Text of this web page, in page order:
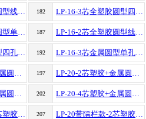
LP-16-4芯全塑胶圆型线对线防水航空插头连接器 182 LP-16-3芯全塑胶圆型四孔防水航空插头连接器
LP-16-2芯全塑胶圆型单孔电源防水航空插头接插件连接器 187 LP-16-2芯全塑胶圆型线对线防水航空插头连接器
LP-16-3芯金属圆型四孔防水航空插头连接器 192 LP-16-3芯金属圆型单孔防水航空插头连接器
LP-20-2芯塑胶+金属圆型单孔防水航空插头连接器 197 LP-20-2芯塑胶+金属圆型四孔防水航空插头连接器
LP-20-4芯塑胶+金属圆型单孔防水航空插头连接器 202 LP-20-4芯塑胶+金属圆型四孔防水航空插头连接器
LP-20带隔栏款-2芯塑胶+金属圆型单孔防水航空插头连接器 207 LP-20带隔栏款-2芯塑胶+金属圆型两孔防水航空插头连接器